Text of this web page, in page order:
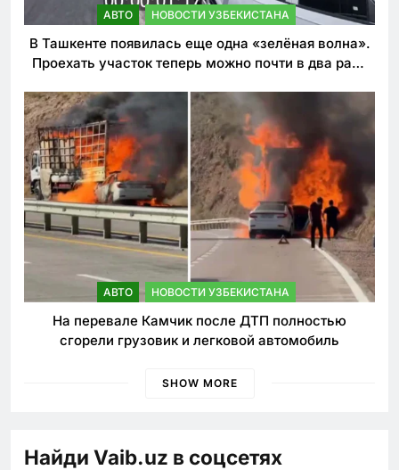
АВТО НОВОСТИ УЗБЕКИСТАНА
В Ташкенте появилась еще одна «зелёная волна».
Проехать участок теперь можно почти в два раза
АВТО НОВОСТИ УЗБЕКИСТАНА
На перевале Камчик после ДТП полностью
сгорели грузовик и легковой автомобиль
SHOW MORE
Найди Vaib.uz в соцсетях